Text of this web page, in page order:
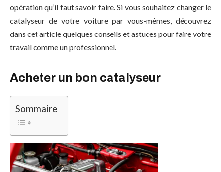
opération qu’il faut savoir faire. Si vous souhaitez changer le
catalyseur de votre voiture par vous-mêmes, découvrez
dans cet article quelques conseils et astuces pour faire votre
travail comme un professionnel.
Acheter un bon catalyseur
Sommaire